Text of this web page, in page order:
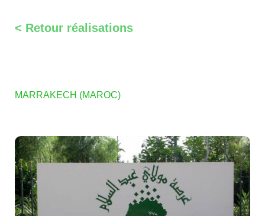
< Retour réalisations
MARRAKECH (MAROC)